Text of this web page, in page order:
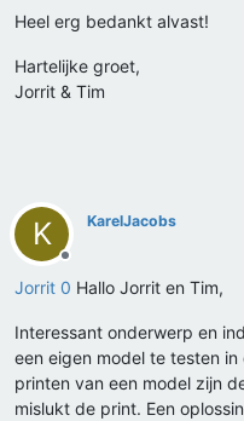
Heel erg bedankt alvast!
Hartelijke groet,
Jorrit & Tim
K
Offline
KarelJacobs
Jorrit 0 Hallo Jorrit en Tim,
Interessant onderwerp en
een eigen model te testen
printen van een model zijn
mislukt de print. Een